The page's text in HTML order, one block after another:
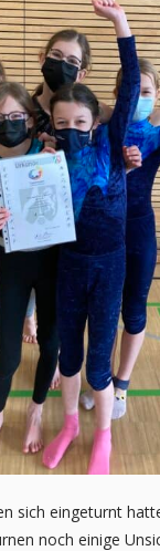
sich eingeturnt
noch einige